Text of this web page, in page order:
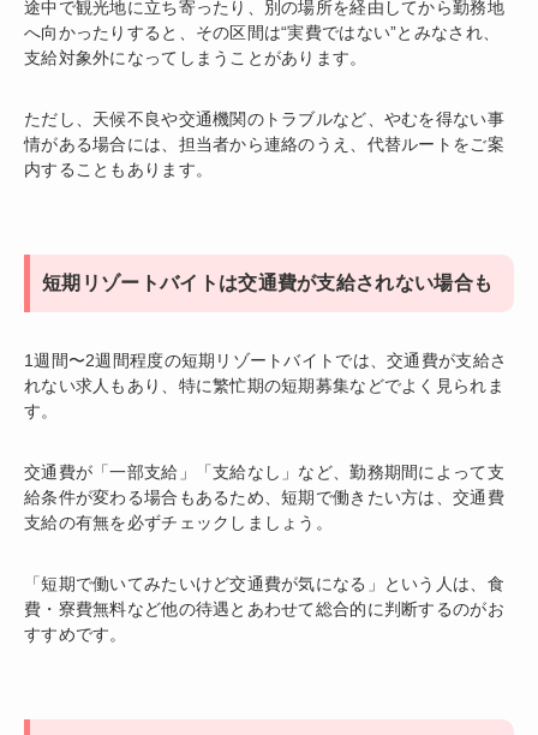
途中で観光地に立ち寄ったり、別の場所を経由してから勤務地
へ向かったりすると、その区間は“実費ではない”とみなされ、
支給対象外になってしまうことがあります。
ただし、天候不良や交通機関のトラブルなど、やむを得ない事
情がある場合には、担当者から連絡のうえ、代替ルートをご案
内することもあります。
短期リゾートバイトは交通費が支給されない場合も
1週間〜2週間程度の短期リゾートバイトでは、交通費が支給さ
れない求人もあり、特に繁忙期の短期募集などでよく見られま
す。
交通費が「一部支給」「支給なし」など、勤務期間によって支
給条件が変わる場合もあるため、短期で働きたい方は、交通費
支給の有無を必ずチェックしましょう。
「短期で働いてみたいけど交通費が気になる」という人は、食
費・寮費無料など他の待遇とあわせて総合的に判断するのがお
すすめです。